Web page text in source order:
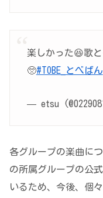
楽しかった😆歌
🥺#TOBE_とべばん
— etsu
各グループの楽曲に
の所属グループの公
いるため、今後、個